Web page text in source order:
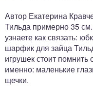
Автор Екатерина
Тильда примерно 35
узнаете как связать:
шарфик для зайца
игрушек стоит помнить
именно: маленькие
щечки.